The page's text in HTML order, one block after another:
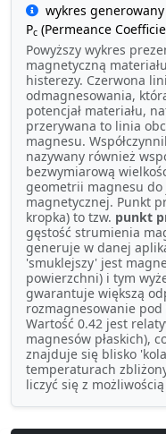
wykres
Pc (Permeance
Powyższy wykres
magnetyczną
histerezy. Czerwona
odmagnesowania,
potencjał materiału,
przerywana to linia
magnesu.
nazywany również
bezwymiarową
geometrii magnesu
magnetycznej. Punkt
kropka) to tzw. punkt
gęstość strumienia
generuje w danej
'smuklejszy' jest
powierzchni) i tym
gwarantuje większą
rozmagnesowanie
Wartość 0.42 jest
magnesów płaskich),
znajduje się blisko
temperaturach
liczyć się z